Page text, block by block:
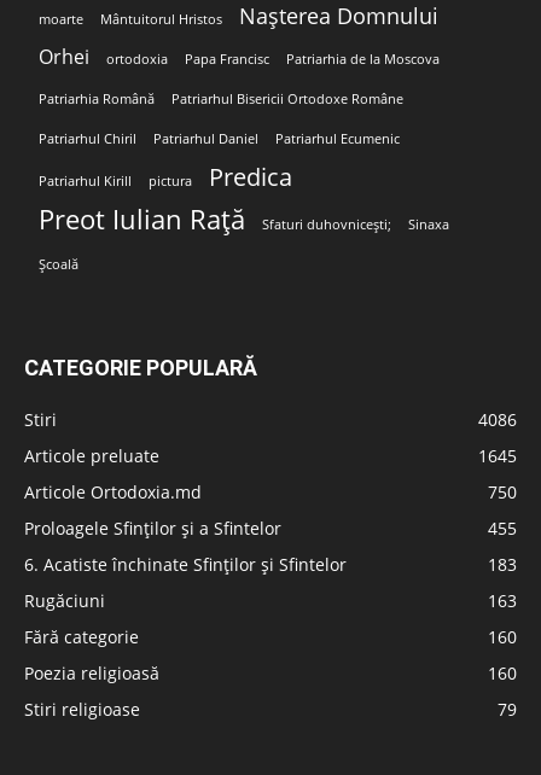
moarte Mântuitorul Hristos Nașterea Domnului
Orhei ortodoxia Papa Francisc Patriarhia de la Moscova
Patriarhia Română Patriarhul Bisericii Ortodoxe Române
Patriarhul Chiril Patriarhul Daniel Patriarhul Ecumenic
Patriarhul Kirill pictura Predica
Preot Iulian Rață Sfaturi duhovnicești; Sinaxa
Școală
CATEGORIE POPULARĂ
Stiri
4086
Articole preluate
1645
Articole Ortodoxia.md
750
Proloagele Sfinților și a Sfintelor
455
6. Acatiste închinate Sfinților și Sfintelor
183
Rugăciuni
163
Fără categorie
160
Poezia religioasă
160
Stiri religioase
79